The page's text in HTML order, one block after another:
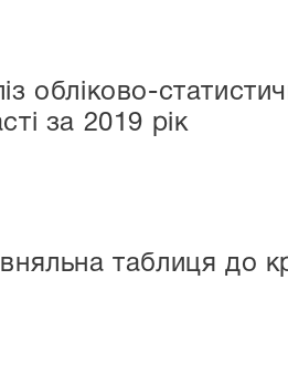
обліково-
за 2019 рік
таблиця до